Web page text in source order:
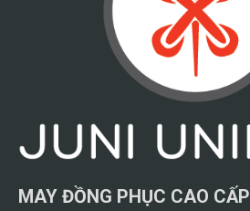
MAY ĐỒNG PHỤC CAO CẤP